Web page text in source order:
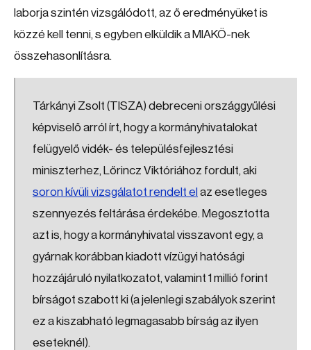
laborja szintén vizsgálódott, az ő eredményüket is
közzé kell tenni, s egyben elküldik a MIAKÖ-nek
összehasonlításra.
Tárkányi Zsolt (TISZA) debreceni országgyűlési
képviselő arról írt, hogy a kormányhivatalokat
felügyelő vidék- és településfejlesztési
miniszterhez, Lőrincz Viktóriához fordult, aki
soron kívüli vizsgálatot rendelt el az esetleges
szennyezés feltárása érdekébe. Megosztotta
azt is, hogy a kormányhivatal visszavont egy, a
gyárnak korábban kiadott vízügyi hatósági
hozzájáruló nyilatkozatot, valamint 1 millió forint
bírságot szabott ki (a jelenlegi szabályok szerint
ez a kiszabható legmagasabb bírság az ilyen
eseteknél).